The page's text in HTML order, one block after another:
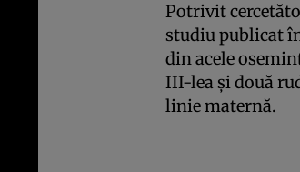
Potrivit
studiu publicat
din acele
III-lea şi două
linie maternă.